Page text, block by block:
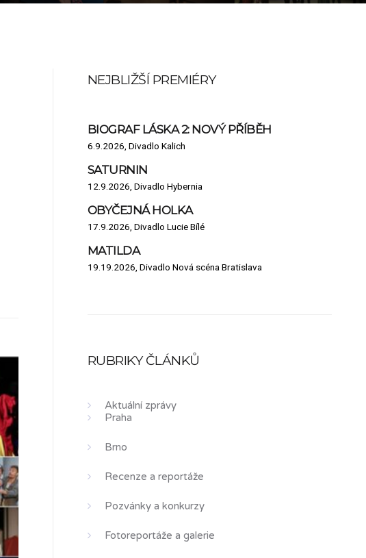
NEJBLIŽŠÍ PREMIÉRY
BIOGRAF LÁSKA 2: NOVÝ PŘÍBĚH
6.9.2026, Divadlo Kalich
SATURNIN
12.9.2026, Divadlo Hybernia
OBYČEJNÁ HOLKA
17.9.2026, Divadlo Lucie Bílé
MATILDA
19.19.2026, Divadlo Nová scéna Bratislava
RUBRIKY ČLÁNKŮ
Aktuální zprávy
Praha
Brno
Recenze a reportáže
Pozvánky a konkurzy
Fotoreportáže a galerie